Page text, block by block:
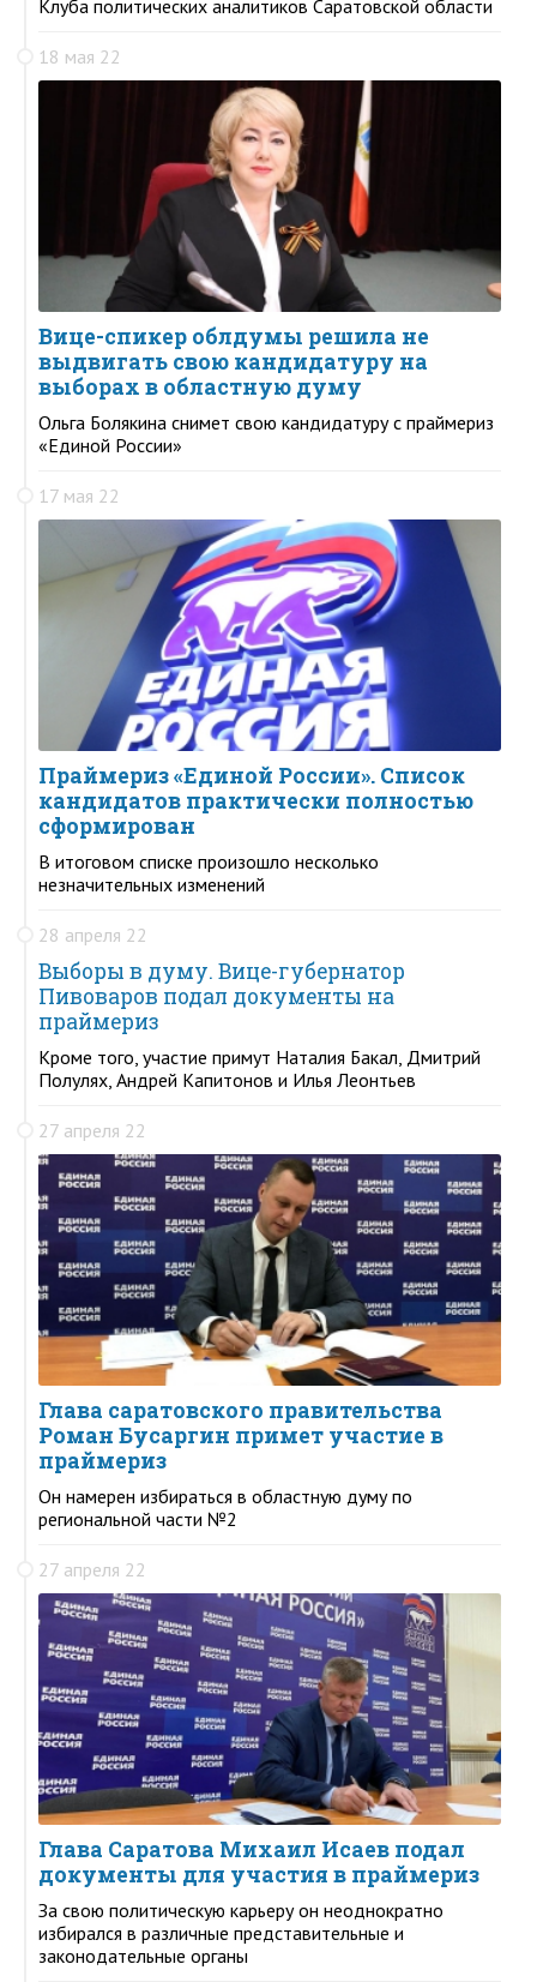
Клуба политических аналитиков Саратовской области
18 мая 22
Вице-спикер облдумы решила не
выдвигать свою кандидатуру на
выборах в областную думу
Ольга Болякина снимет свою кандидатуру с праймериз
«Единой России»
17 мая 22
Праймериз «Единой России». Список
кандидатов практически полностью
сформирован
В итоговом списке произошло несколько
незначительных изменений
28 апреля 22
Выборы в думу. Вице-губернатор
Пивоваров подал документы на
праймериз
Кроме того, участие примут Наталия Бакал, Дмитрий
Полулях, Андрей Капитонов и Илья Леонтьев
27 апреля 22
Глава саратовского правительства
Роман Бусаргин примет участие в
праймериз
Он намерен избираться в областную думу по
региональной части №2
27 апреля 22
Глава Саратова Михаил Исаев подал
документы для участия в праймериз
За свою политическую карьеру он неоднократно
избирался в различные представительные и
законодательные органы